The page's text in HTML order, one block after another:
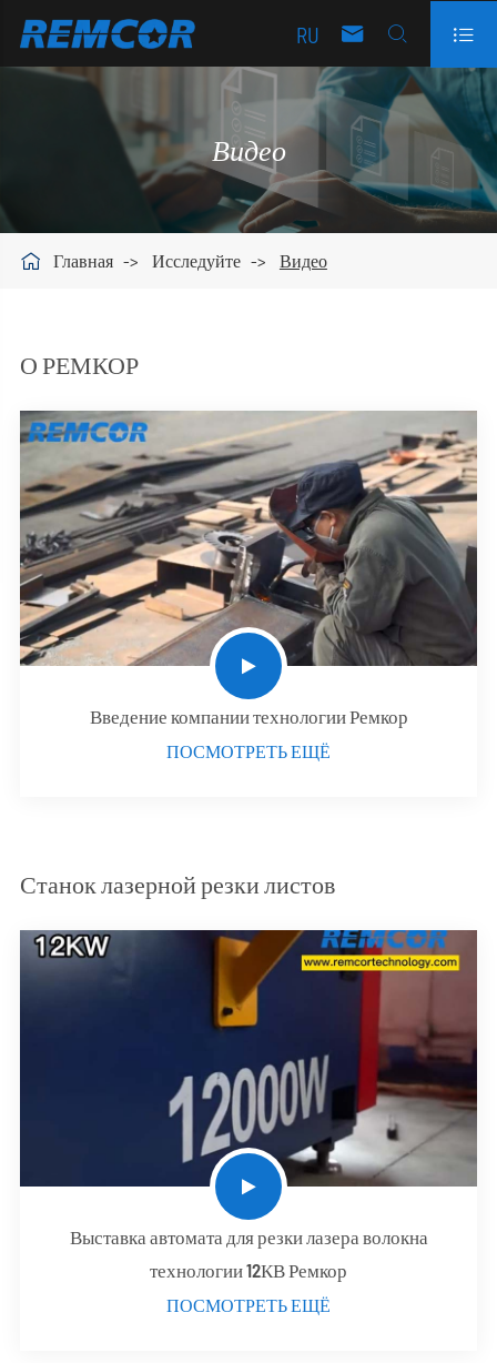
RU   
Видео
 Главная Исследуйте Видео
О РЕМКОР
Введение компании технологии Ремкор
ПОСМОТРЕТЬ ЕЩЁ
Станок лазерной резки листов
Выставка автомата для резки лазера волокна
технологии 12КВ Ремкор
ПОСМОТРЕТЬ ЕЩЁ